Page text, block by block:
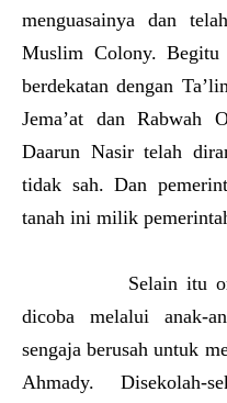
menguasainya dan
Muslim Colony. Begitu
berdekatan dengan
Jema’at dan Rabwah
Daarun Nasir telah
tidak sah. Dan
tanah ini milik
Selain itu orang-
dicoba melalui anak-
sengaja berusah untuk
Ahmady. Disekolah-